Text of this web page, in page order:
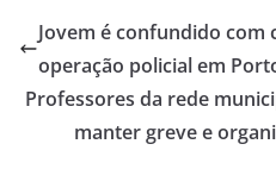
s
A
p
p
e
b
o
o
l e
Jovem é confundido
operação policial em
Professores da rede
manter greve e